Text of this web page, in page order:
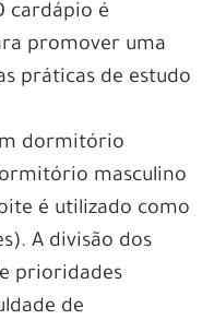
cardápio é
promover uma
práticas de estudo
dormitório
masculino
é utilizado como
A divisão dos
prioridades
de